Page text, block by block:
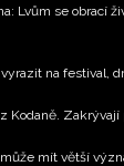
Lvům se obrací
na festival,
Kodaně.
mít větší